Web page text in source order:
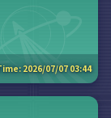
2026/07/07 03:44